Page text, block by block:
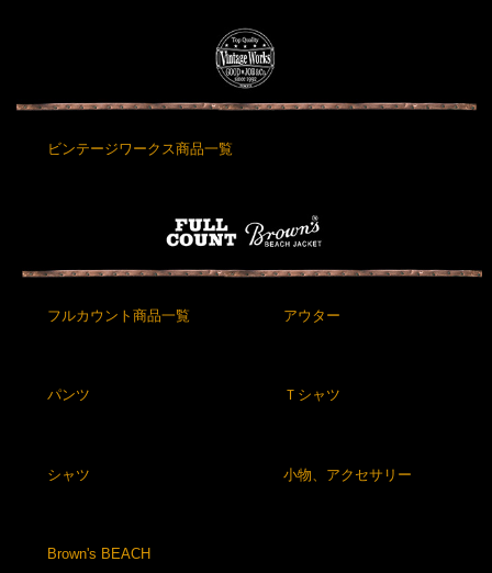
ビンテージワークス商品一覧
フルカウント商品一覧 アウター
パンツ Ｔシャツ
シャツ 小物、アクセサリー
Brown's BEACH